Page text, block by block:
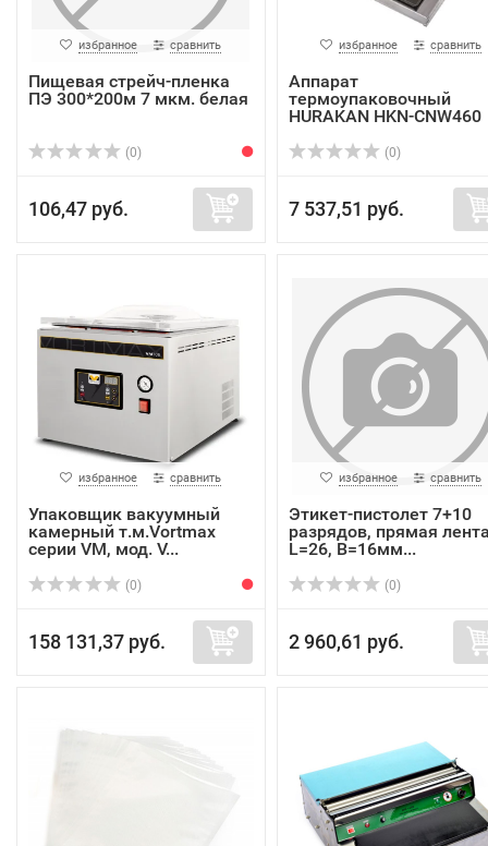
избранное сравнить
Пищевая стрейч-пленка
ПЭ 300*200м 7 мкм. белая
(0)
106,47 руб.
избранное сравнить
Аппарат
термоупаковочный
HURAKAN HKN-CNW460
(0)
7 537,51 руб.
избранное сравнить
Упаковщик вакуумный
камерный т.м.Vortmax
серии VM, мод. V...
(0)
158 131,37 руб.
избранное сравнить
Этикет-пистолет 7+10
разрядов, прямая
L=26, B=16мм...
(0)
2 960,61 руб.